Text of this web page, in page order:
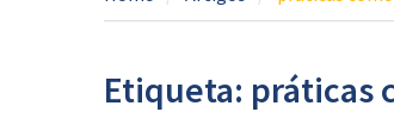
Etiqueta: práticas